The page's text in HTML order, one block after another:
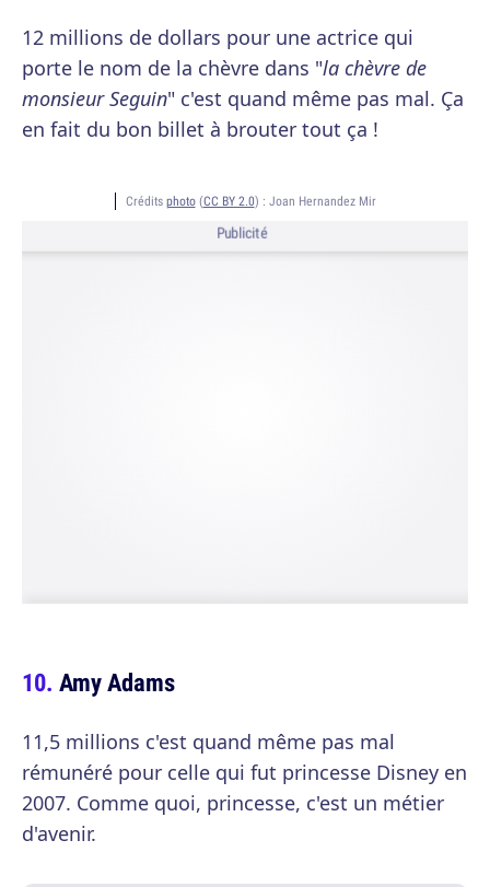
12 millions de dollars pour une actrice qui
porte le nom de la chèvre dans "la chèvre de
monsieur Seguin" c'est quand même pas mal. Ça
en fait du bon billet à brouter tout ça !
Crédits photo(CC BY 2.0) : Joan Hernandez Mir
Publicité
Amy Adams
11,5 millions c'est quand même pas mal
rémunéré pour celle qui fut princesse Disney en
2007. Comme quoi, princesse, c'est un métier
d'avenir.